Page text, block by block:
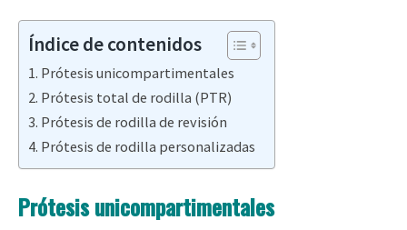
Índice de contenidos
Prótesis unicompartimentales
Prótesis total de rodilla (PTR)
Prótesis de rodilla de revisión
Prótesis de rodilla personalizadas
Prótesis unicompartimentales